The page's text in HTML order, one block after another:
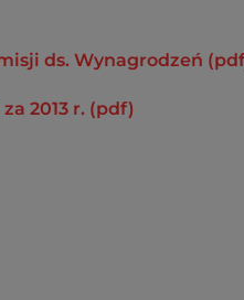
ds. Wynagrodzeń
2013 r. (pdf)